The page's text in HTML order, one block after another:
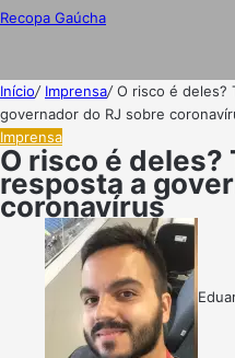
Recopa Gaúcha
Início/ Imprensa/O risco é deles?
governador do RJ sobre
Imprensa
O risco é
resposta a
coronavírus